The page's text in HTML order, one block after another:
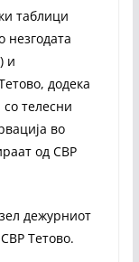
таблици
незгодата
и
додека
телесни
во
од СВР
дежурниот
Тетово.